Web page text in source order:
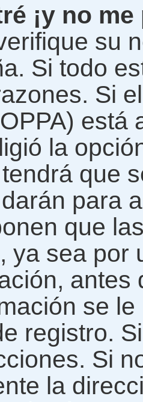
¡y no
su
Si todo
Si
está
la
que
para
que
ya sea por
antes
se
registro.
Si
la